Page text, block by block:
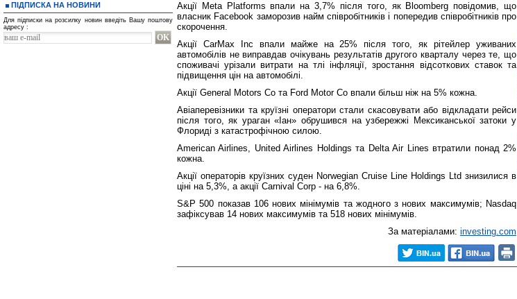
Акції Meta Platforms впали на 3,7% після того, як Bloomberg повідомив, що
власник Facebook заморозив найм співробітників і попередив співробітників про
скорочення.
Акції CarMax Inc впали майже на 25% після того, як рітейлер уживаних
автомобілів не виправдав очікувань результатів другого кварталу через те, що
споживачі урізали витрати на тлі інфляції, зростання відсоткових ставок та
підвищення цін на автомобілі.
Акції General Motors Co та Ford Motor Co впали більш ніж на 5% кожна.
Авіаперевізники та круїзні оператори стали скасовувати або відкладати рейси
після того, як ураган «Іан» обрушився на узбережжі Мексиканської затоки у
Флориді з катастрофічною силою.
American Airlines, United Airlines Holdings та Delta Air Lines втратили понад 2%
кожна.
Акції операторів круїзних суден Norwegian Cruise Line Holdings Ltd знизилися в
ціні на 5,3%, а акції Carnival Corp - на 6,8%.
S&P 500 показав 106 нових мінімумів та жодного з нових максимумів; Nasdaq
зафіксував 14 нових максимумів та 518 нових мінімумів.
За матеріалами: investing.com
ПІДПИСКА НА НОВИНИ
Для підписки на розсилку новин введіть Вашу поштову
адресу :